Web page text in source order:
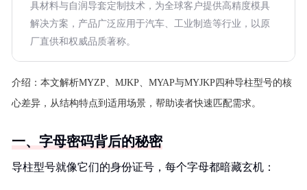
具材料与自润导套定制技术，为全球客户提供高精度模具
解决方案，产品广泛应用于汽车、工业制造等行业，以原
厂直供和权威品质著称。
介绍： 本文解析MYZP、MJKP、MYAP与MYJKP四种导柱型号的核
心差异，从结构特点到适用场景，帮助读者快速匹配需求。
一、字母密码背后的秘密
导柱型号就像它们的身份证号，每个字母都暗藏玄机：